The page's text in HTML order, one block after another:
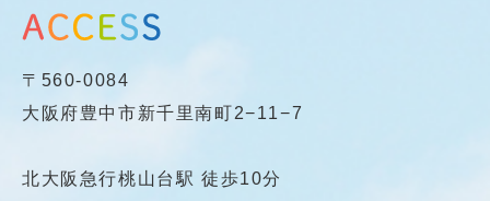
〒560-0084
大阪府豊中市新千里南町2−11−7
北大阪急行桃山台駅 徒歩10分